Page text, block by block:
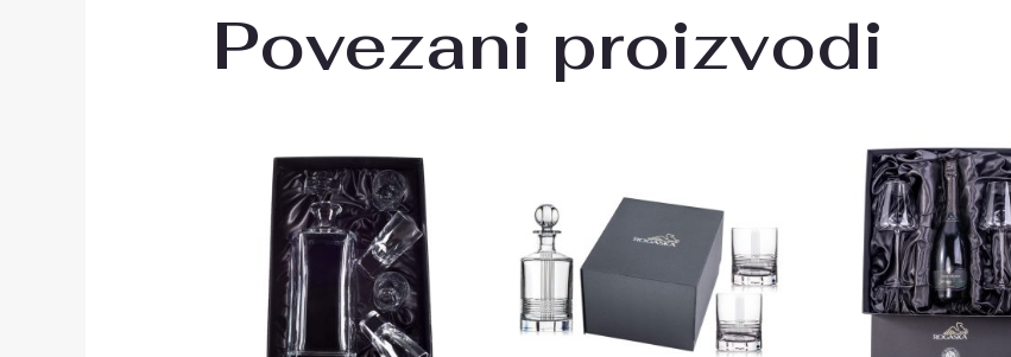
Povezani proizvodi